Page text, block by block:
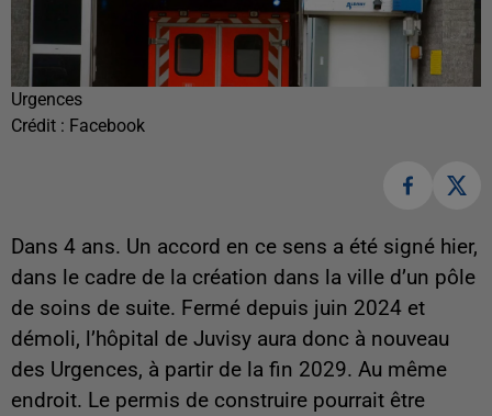
Urgences
Crédit : Facebook
Dans 4 ans. Un accord en ce sens a été signé hier,
dans le cadre de la création dans la ville d’un pôle
de soins de suite. Fermé depuis juin 2024 et
démoli, l’hôpital de Juvisy aura donc à nouveau
des Urgences, à partir de la fin 2029. Au même
endroit. Le permis de construire pourrait être